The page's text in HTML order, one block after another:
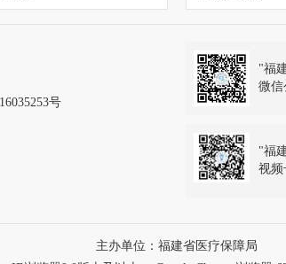
号
"福
微信
"福
视频
主办单位：福建省医疗保障局